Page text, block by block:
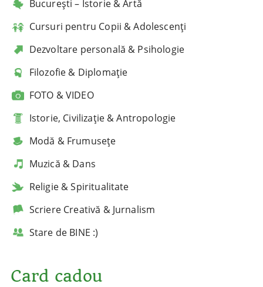
București – Istorie & Artă
Cursuri pentru Copii & Adolescenți
Dezvoltare personală & Psihologie
Filozofie & Diplomație
FOTO & VIDEO
Istorie, Civilizație & Antropologie
Modă & Frumusețe
Muzică & Dans
Religie & Spiritualitate
Scriere Creativă & Jurnalism
Stare de BINE :)
Card cadou